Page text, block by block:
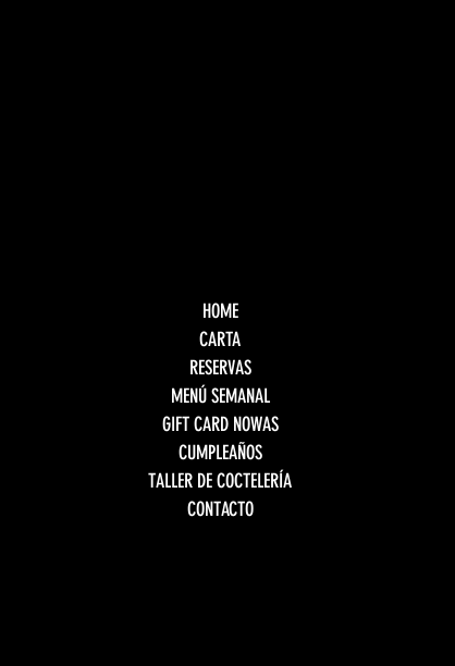
HOME
CARTA
RESERVAS
MENÚ SEMANAL
GIFT CARD NOWAS
CUMPLEAÑOS
TALLER DE COCTELERÍA
CONTACTO